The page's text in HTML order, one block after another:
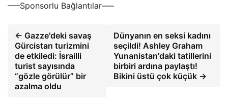
—–Sponsorlu Bağlantılar—–
← Gazze'deki savaş
Gürcistan turizmini
de etkiledi: İsrailli
turist sayısında
“gözle görülür” bir
azalma oldu
Dünyanın en seksi kadını
seçildi! Ashley Graham
Yunanistan'daki tatillerini
birbiri ardına paylaştı!
Bikini üstü çok küçük →